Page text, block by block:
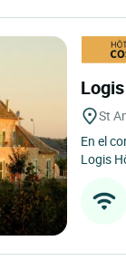
St
En el
Logis